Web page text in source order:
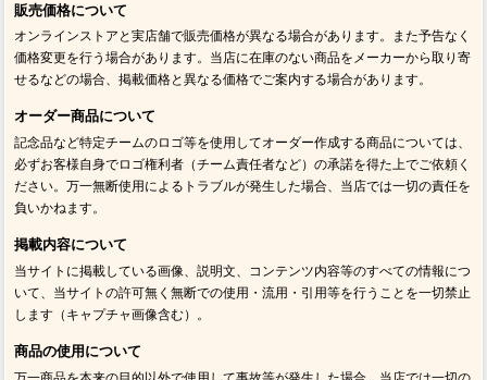
販売価格について
オンラインストアと実店舗で販売価格が異なる場合があります。また予告なく
価格変更を行う場合があります。当店に在庫のない商品をメーカーから取り寄
せるなどの場合、掲載価格と異なる価格でご案内する場合があります。
オーダー商品について
記念品など特定チームのロゴ等を使用してオーダー作成する商品については、
必ずお客様自身でロゴ権利者（チーム責任者など）の承諾を得た上でご依頼く
ださい。万一無断使用によるトラブルが発生した場合、当店では一切の責任を
負いかねます。
掲載内容について
当サイトに掲載している画像、説明文、コンテンツ内容等のすべての情報につ
いて、当サイトの許可無く無断での使用・流用・引用等を行うことを一切禁止
します（キャプチャ画像含む）。
商品の使用について